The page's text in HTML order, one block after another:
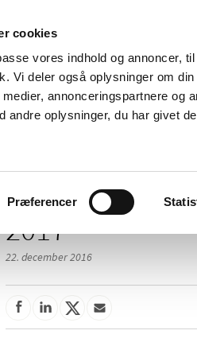
cookies
vores indhold og annoncer,
Vi deler også oplysninger om
annonceringspartnere og
andre oplysninger, du har givet
Præferencer
og
Tilskud og
2017
22. december 2016